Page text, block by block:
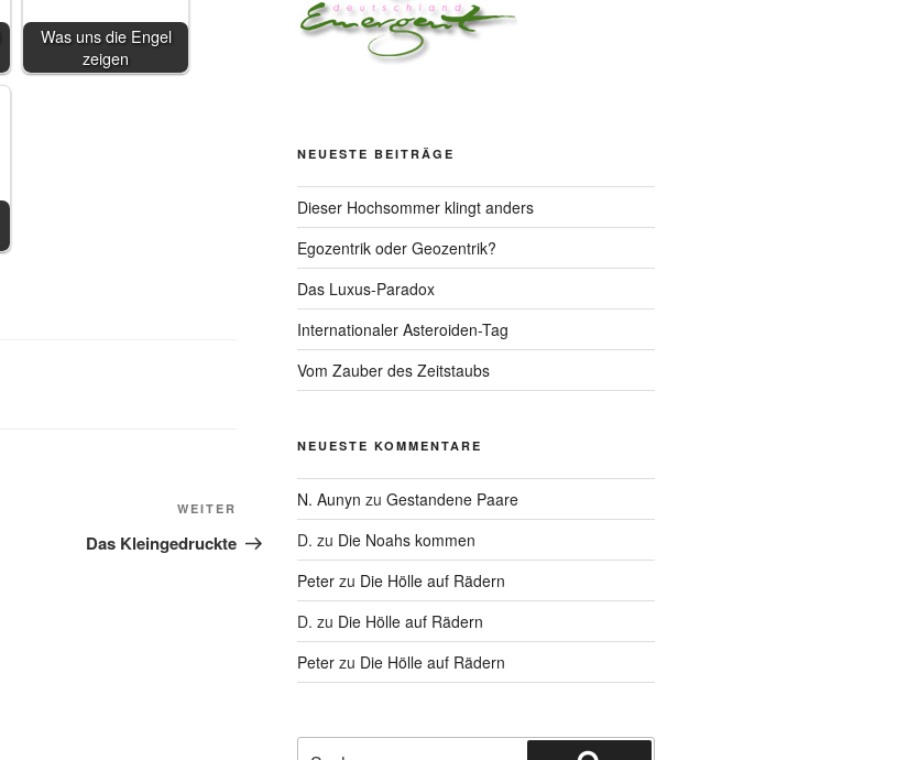
Was uns die Engel
zeigen
Nächster
Beitrag
WEITER
Das Kleingedruckte
NEUESTE BEITRÄGE
Dieser Hochsommer klingt anders
Egozentrik oder Geozentrik?
Das Luxus-Paradox
Internationaler Asteroiden-Tag
Vom Zauber des Zeitstaubs
NEUESTE KOMMENTARE
N. Aunyn zu Gestandene Paare
D. zu Die Noahs kommen
Peterzu Die Hölle auf Rädern
D. zu Die Hölle auf Rädern
Peterzu Die Hölle auf Rädern